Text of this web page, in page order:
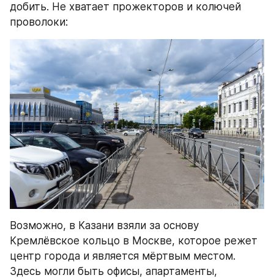
добить. Не хватает прожекторов и колючей
проволоки:
Возможно, в Казани взяли за основу
Кремлёвское кольцо в Москве, которое режет
центр города и является мёртвым местом.
Здесь могли быть офисы, апартаменты,